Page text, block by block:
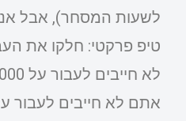
לשעות המסחר), אבל
טיפ פרקטי: חלקו את
אתם לא חייבים לעבור